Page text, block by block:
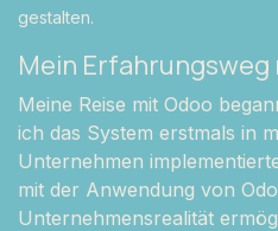
gestalten.
Mein Erfahrungsweg
Meine Reise mit Odoo
ich das System erstmals in
Unternehmen
mit der Anwendung von
Unternehmensrealität